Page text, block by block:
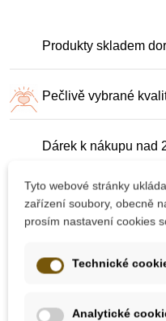
Produkty skladem
Pečlivě vybrané
Dárek k nákupu nad
10 dalších
kategorii:
Tyto webové stránky
zařízení soubory, obecně
prosím nastavení cookies
Technické
Analytické